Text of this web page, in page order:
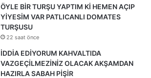
ÖYLE BİR TURŞU YAPTIM Kİ HEMEN AÇIP
YİYESİM VAR PATLICANLI DOMATES
TURŞUSU
22 saat önce
İDDİA EDİYORUM KAHVALTIDA
VAZGEÇİLMEZİNİZ OLACAK AKŞAMDAN
HAZIRLA SABAH PİŞİR